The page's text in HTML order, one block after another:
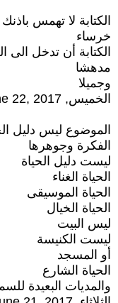
الكتابة لا تهمس باذنك
خرساء
الكتابة أن تدخل
مدهشا
وجميلا
الخميس, June 22, 2017
الموضوع ليس دليل
الفكرة وجوهرها
ليست دليل الحياة
الحياة الغناء
الحياة الموسيقى
الحياة الخيال
ليس البيت
ليست الكنيسة
أو المسجد
الحياة الشارع
والمديات البعيدة